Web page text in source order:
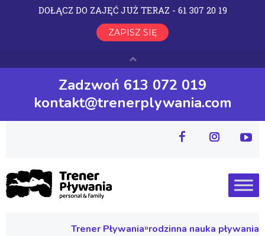
Zadzwoń 613 072 019
kontakt@trenerplywania.com
Trener Pływania»rodzinna nauka pływania